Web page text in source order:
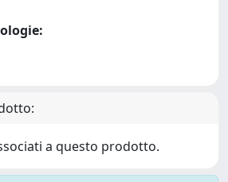
a questo prodotto.